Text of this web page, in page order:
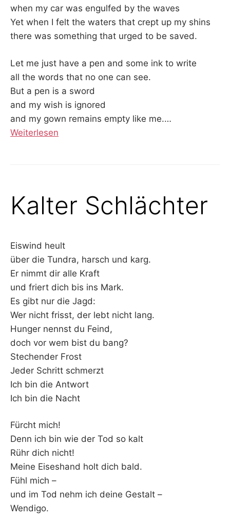
when my car was engulfed by the waves
Yet when I felt the waters that crept up my shins
there was something that urged to be saved.
Let me just have a pen and some ink to write
all the words that no one can see.
But a pen is a sword
and my wish is ignored
and my gown remains empty like me.…
Weiterlesen
Kalter Schlächter
Eiswind heult
über die Tundra, harsch und karg.
Er nimmt dir alle Kraft
und friert dich bis ins Mark.
Es gibt nur die Jagd:
Wer nicht frisst, der lebt nicht lang.
Hunger nennst du Feind,
doch vor wem bist du bang?
Stechender Frost
Jeder Schritt schmerzt
Ich bin die Antwort
Ich bin die Nacht
Fürcht mich!
Denn ich bin wie der Tod so kalt
Rühr dich nicht!
Meine Eiseshand holt dich bald.
Fühl mich –
und im Tod nehm ich deine Gestalt –
Wendigo.